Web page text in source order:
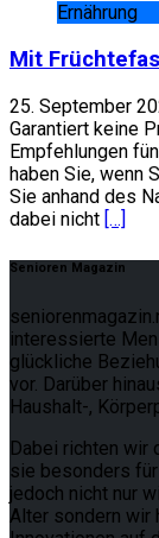
Ernährung
Mit
25. September
Garantiert keine
Empfehlungen
haben Sie, wenn
Sie anhand des
dabei nicht […]
Senioren Magazin
interessierte
glückliche
vor. Darüber
Haushalt-,
Dabei richten wir
sie besonders
jedoch nicht nur
Alter sondern wir